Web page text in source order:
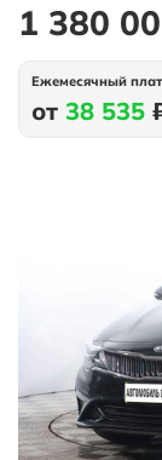
1 380
Ежемесячный
от 38 535